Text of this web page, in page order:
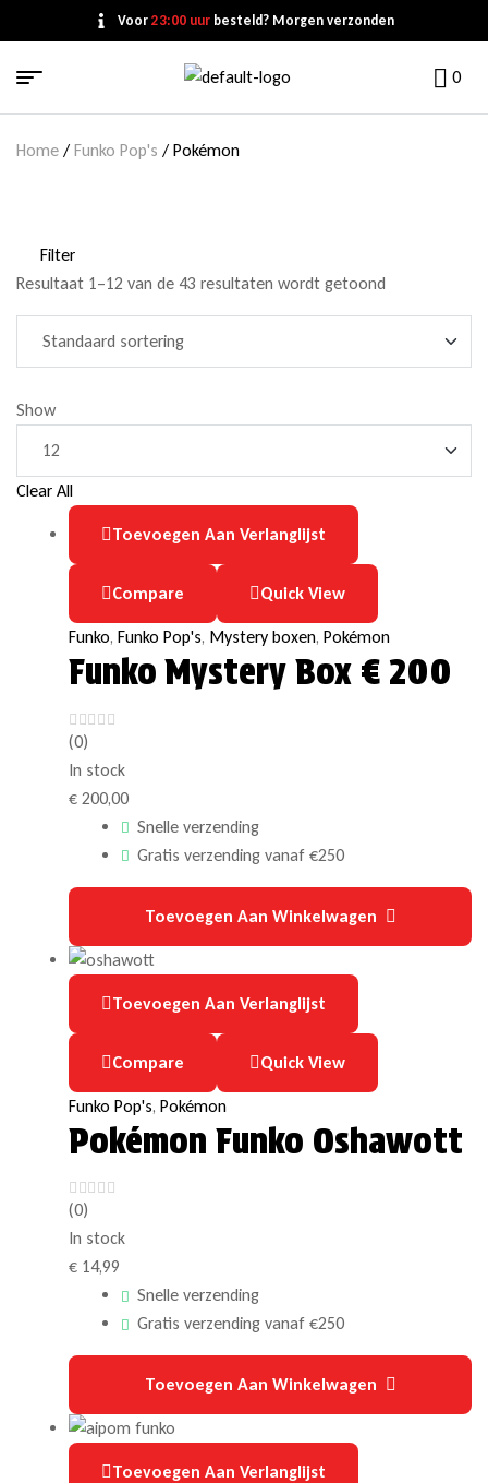
Voor23:00 uur besteld? Morgen verzonden
0
Home / Funko Pop's / Pokémon
Filter
Resultaat 1–12 van de 43 resultaten wordt getoond
Show
Clear All
Toevoegen Aan Verlanglijst
Compare Quick View
Funko, Funko Pop's, Mystery boxen, Pokémon
Funko Mystery Box € 200
(0)
In stock
€ 200,00
Snelle verzending
Gratis verzending vanaf €250
Toevoegen Aan Winkelwagen
Toevoegen Aan Verlanglijst
Compare Quick View
Funko Pop's, Pokémon
Pokémon Funko Oshawott
(0)
In stock
€ 14,99
Snelle verzending
Gratis verzending vanaf €250
Toevoegen Aan Winkelwagen
Toevoegen Aan Verlanglijst